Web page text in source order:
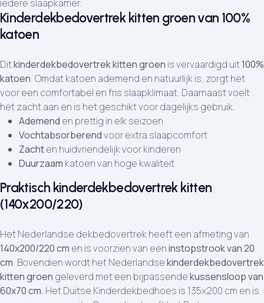
iedere slaapkamer.
Kinderdekbedovertrek kitten groen van 100%
katoen
Ditkinderdekbedovertrek kitten groen is vervaardigd uit100%
katoen. Omdat katoen ademend en natuurlijk is, zorgt het
voor een comfortabel en fris slaapklimaat. Daarnaast voelt
het zacht aan en is het geschikt voor dagelijks gebruik.
Ademend en prettig in elk seizoen
Vochtabsorberendvoor extra slaapcomfort
Zachten huidvriendelijk voor kinderen
Duurzaam katoen van hoge kwaliteit
Praktisch kinderdekbedovertrek kitten
(140x200/220)
Het Nederlandse dekbedovertrek heeft een afmeting van
140x200/220 cm en is voorzien van eeninstopstrook van 20
cm. Bovendien wordt het Nederlandsekinderdekbedovertrek
kitten groen geleverd met een bijpassendekussensloop van
60x70 cm. Het Duitse Kinderdekbedhoes is 135x200 cm en is